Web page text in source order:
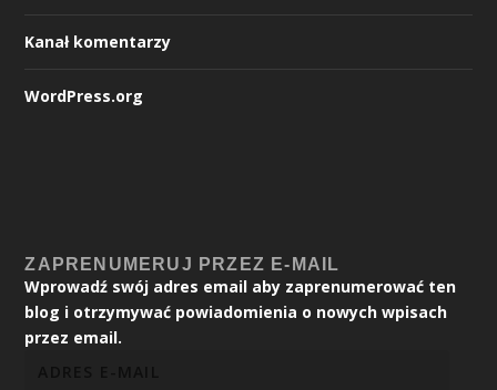
Kanał komentarzy
WordPress.org
ZAPRENUMERUJ PRZEZ E-MAIL
Wprowadź swój adres email aby zaprenumerować ten
blog i otrzymywać powiadomienia o nowych wpisach
przez email.